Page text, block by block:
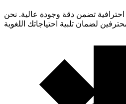
تضمن دقة وجودة عالية. نحن